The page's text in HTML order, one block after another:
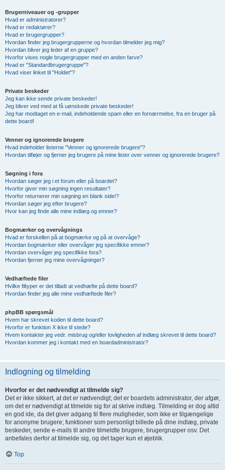
Brugerniveauer og -grupper
Hvad er administratorer?
Hvad er redaktører?
Hvad er brugergrupper?
Hvordan finder jeg brugergrupperne og hvordan tilmelder jeg mig?
Hvordan bliver jeg leder af en gruppe?
Hvorfor vises nogle brugergrupper med en anden farve?
Hvad er "Standardbrugergruppe"?
Hvad viser linket til "Holdet"?
Private beskeder
Jeg kan ikke sende private beskeder!
Jeg bliver ved med at få uønskede private beskeder!
Jeg har modtaget en e-mail, indeholdende spam eller en fornærmelse, fra en bruger på
dette board!
Venner og ignorerede brugere
Hvad indeholder listerne "Venner og ignorerede brugere"?
Hvordan tilføjer og fjerner jeg brugere på mine lister over venner og ignorerede brugere?
Søgning i fora
Hvordan søger jeg i et forum eller på boardet?
Hvorfor giver min søgning ingen resultater?
Hvorfor returnerer min søgning en blank side!?
Hvordan søger jeg efter brugere?
Hvor kan jeg finde alle mine indlæg og emner?
Bogmærker og overvågnings
Hvad er forskellen på at bogmærke og på at overvåge?
Hvordan bogmærker eller overvåger jeg specifikke emner?
Hvordan overvåger jeg specifikke fora?
Hvordan fjerner jeg mine overvågninger?
Vedhæftede filer
Hvilke filtyper er det tilladt at vedhæfte på dette board?
Hvordan finder jeg alle mine vedhæftede filer?
phpBB spørgsmål
Hvem har skrevet koden til dette board?
Hvorfor er funktion X ikke til stede?
Hvem kontakter jeg vedr. misbrug og/eller lovligheden af indlæg skrevet til dette board?
Hvordan kommer jeg i kontakt med en boardadministrator?
Indlogning og tilmelding
Hvorfor er det nødvendigt at tilmelde sig?
Det er ikke sikkert, at det er nødvendigt; det er boardets administrator, der afgør,
om det er nødvendigt at tilmelde sig for at skrive indlæg. Tilmelding er dog altid
en god ide, da det giver adgang til flere muligheder, som ikke er tilgængelige
for anonyme brugere; funktioner som personligt billede på dine indlæg, private
beskeder, sende e-mails til andre tilmeldte brugere, brugergrupper osv. Det
anbefales derfor at tilmelde sig, og det tager kun et øjeblik.
Top